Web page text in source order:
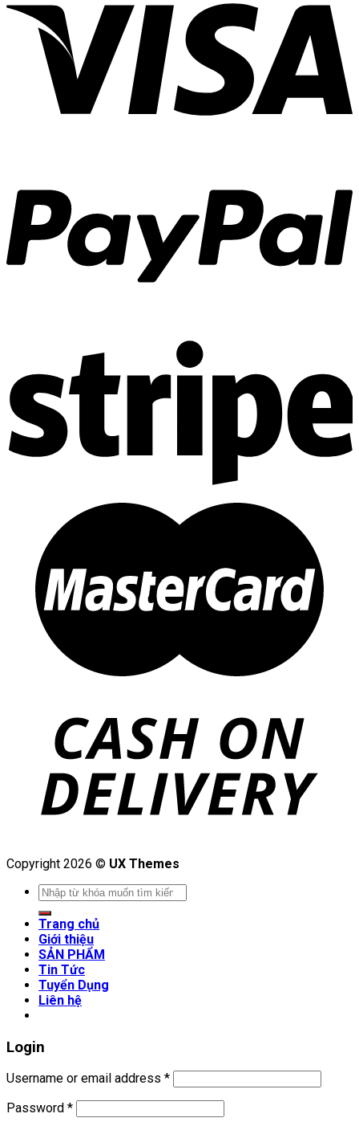
Copyright 2026 © UX Themes
Search
for:
Trang chủ
Giới thiệu
SẢN PHẨM
Tin Tức
Tuyển Dụng
Liên hệ
Login
Username or email address *
Password *